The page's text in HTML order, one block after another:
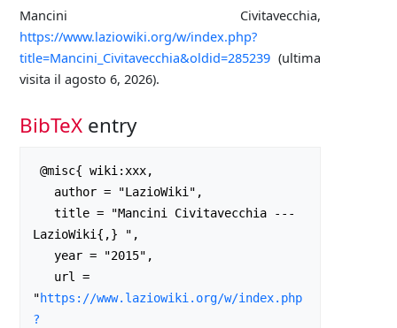
Mancini Civitavecchia,
https://www.laziowiki.org/w/index.php?
title=Mancini_Civitavecchia&oldid=285239 (ultima
visita il agosto 6, 2026).
BibTeX entry
LazioWiki{,} ",
"https://www.laziowiki.org/w/index.php
?